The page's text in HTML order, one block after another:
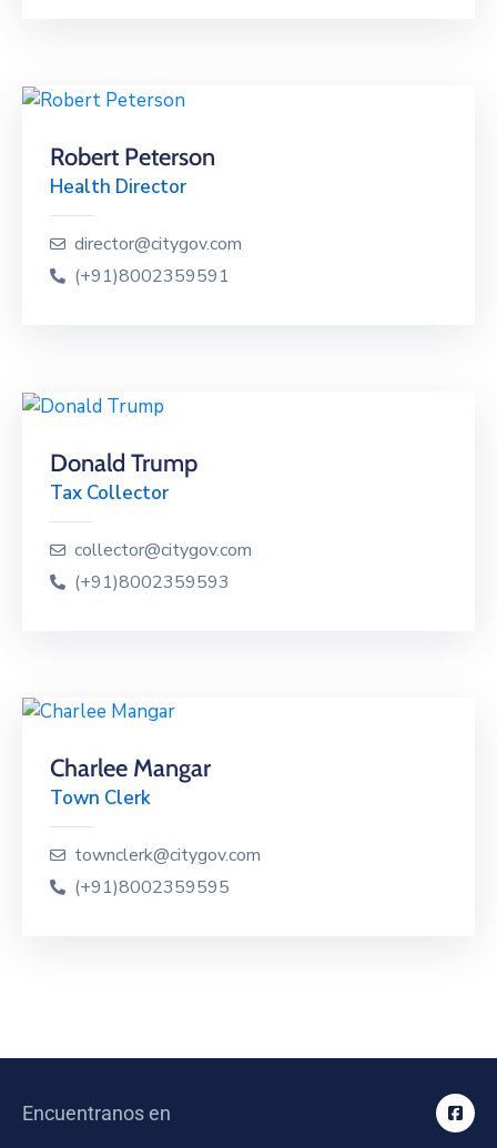
Robert Peterson
Health Director
director@citygov.com
(+91)8002359591
Donald Trump
Tax Collector
collector@citygov.com
(+91)8002359593
Charlee Mangar
Town Clerk
townclerk@citygov.com
(+91)8002359595
Encuentranos en